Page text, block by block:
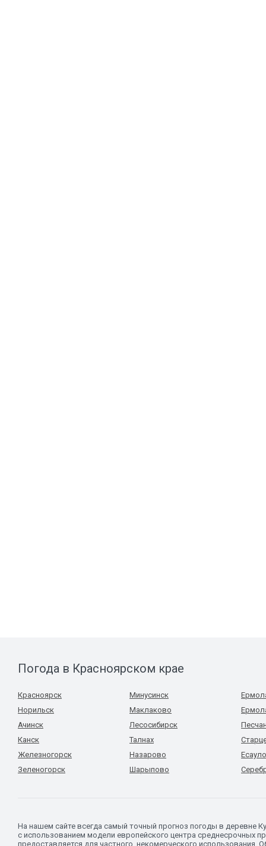
Погода в Красноярском крае
Красноярск
Норильск
Ачинск
Канск
Железногорск
Зеленогорск
Минусинск
Маклаково
Лесосибирск
Талнах
Назарово
Шарыпово
На нашем сайте всегда самый точный прогноз погоды в деревне
с использованием модели европейского центра среднесрочных
предоставляется для частного, некомерческого использования.